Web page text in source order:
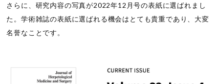
さらに、研究内容の写真が2022年12月号の表紙に選ばれまし
た。学術雑誌の表紙に選ばれる機会はとても貴重であり、大変
名誉なことです。